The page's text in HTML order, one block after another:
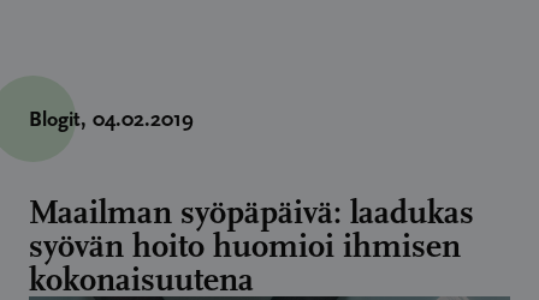
Blogit, 04.02.2019
Maailman syöpäpäivä: laadukas
syövän hoito huomioi ihmisen
kokonaisuutena